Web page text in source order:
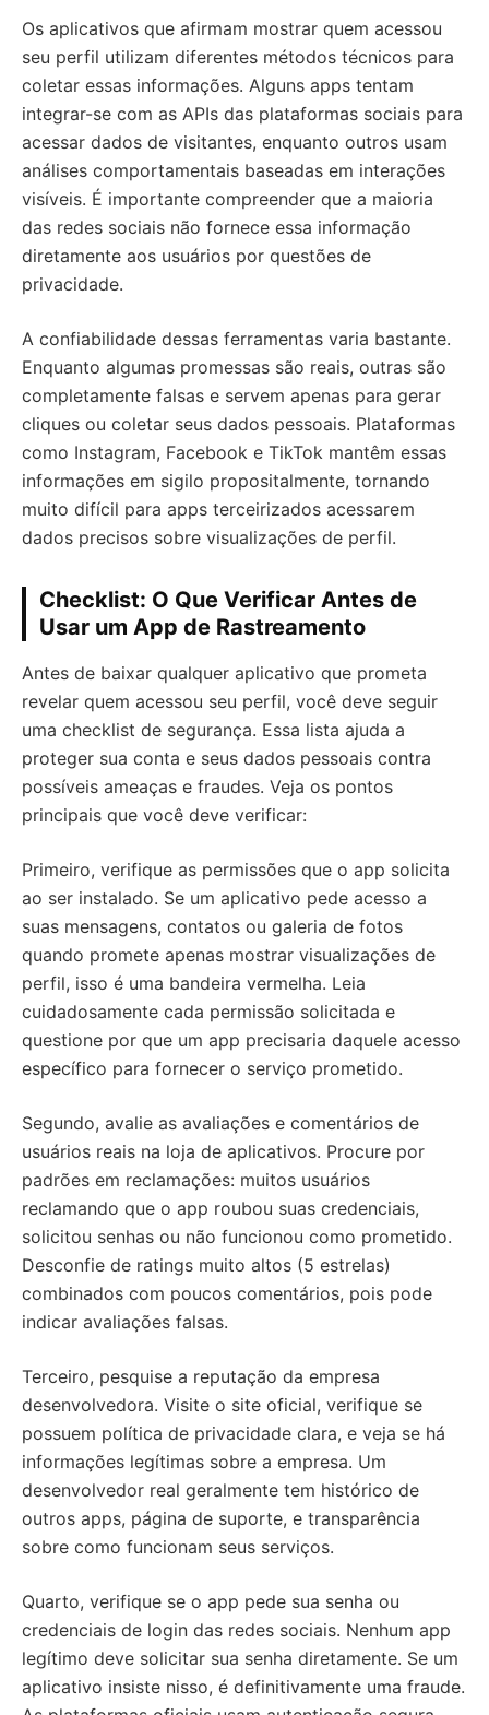
Os aplicativos que afirmam mostrar quem acessou
seu perfil utilizam diferentes métodos técnicos para
coletar essas informações. Alguns apps tentam
integrar-se com as APIs das plataformas sociais para
acessar dados de visitantes, enquanto outros usam
análises comportamentais baseadas em interações
visíveis. É importante compreender que a maioria
das redes sociais não fornece essa informação
diretamente aos usuários por questões de
privacidade.
A confiabilidade dessas ferramentas varia bastante.
Enquanto algumas promessas são reais, outras são
completamente falsas e servem apenas para gerar
cliques ou coletar seus dados pessoais. Plataformas
como Instagram, Facebook e TikTok mantêm essas
informações em sigilo propositalmente, tornando
muito difícil para apps terceirizados acessarem
dados precisos sobre visualizações de perfil.
Checklist: O Que Verificar Antes de
Usar um App de Rastreamento
Antes de baixar qualquer aplicativo que prometa
revelar quem acessou seu perfil, você deve seguir
uma checklist de segurança. Essa lista ajuda a
proteger sua conta e seus dados pessoais contra
possíveis ameaças e fraudes. Veja os pontos
principais que você deve verificar:
Primeiro, verifique as permissões que o app solicita
ao ser instalado. Se um aplicativo pede acesso a
suas mensagens, contatos ou galeria de fotos
quando promete apenas mostrar visualizações de
perfil, isso é uma bandeira vermelha. Leia
cuidadosamente cada permissão solicitada e
questione por que um app precisaria daquele acesso
específico para fornecer o serviço prometido.
Segundo, avalie as avaliações e comentários de
usuários reais na loja de aplicativos. Procure por
padrões em reclamações: muitos usuários
reclamando que o app roubou suas credenciais,
solicitou senhas ou não funcionou como prometido.
Desconfie de ratings muito altos (5 estrelas)
combinados com poucos comentários, pois pode
indicar avaliações falsas.
Terceiro, pesquise a reputação da empresa
desenvolvedora. Visite o site oficial, verifique se
possuem política de privacidade clara, e veja se há
informações legítimas sobre a empresa. Um
desenvolvedor real geralmente tem histórico de
outros apps, página de suporte, e transparência
sobre como funcionam seus serviços.
Quarto, verifique se o app pede sua senha ou
credenciais de login das redes sociais. Nenhum app
legítimo deve solicitar sua senha diretamente. Se um
aplicativo insiste nisso, é definitivamente uma fraude.